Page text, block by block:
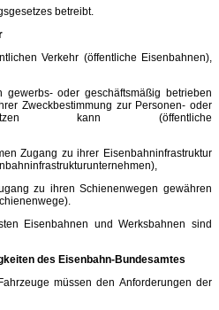
betreibt.
Verkehr (öffentliche Eisenbahnen),
gewerbs- oder geschäftsmäßig betrieben
Zweckbestimmung zur Personen- oder
kann (öffentliche
Zugang zu ihrer Eisenbahninfrastruktur
zu ihren Schienenwegen gewähren
Eisenbahnen und Werksbahnen sind
des Eisenbahn-Bundesamtes
müssen den Anforderungen der